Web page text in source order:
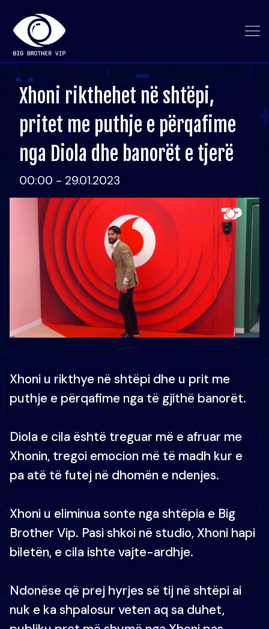
Xhoni rikthehet në shtëpi,
pritet me puthje e përqafime
nga Diola dhe banorët e tjerë
00:00 - 29.01.2023
Xhoni u rikthye në shtëpi dhe u prit me
puthje e përqafime nga të gjithë banorët.
Diola e cila është treguar më e afruar me
Xhonin, tregoi emocion më të madh kur e
pa atë të futej në dhomën e ndenjes.
Xhoni u eliminua sonte nga shtëpia e Big
Brother Vip. Pasi shkoi në studio, Xhoni hapi
biletën, e cila ishte vajte-ardhje.
Ndonëse që prej hyrjes së tij në shtëpi ai
nuk e ka shpalosur veten aq sa duhet,